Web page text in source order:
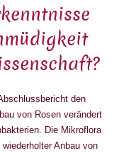
den
von Rosen verändert
Die Mikroflora
Anbau von